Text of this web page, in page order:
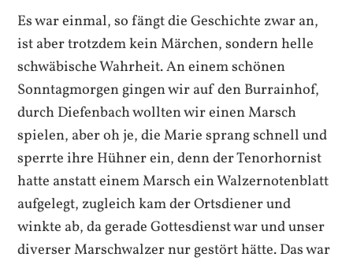
Es war einmal, so fängt die Geschichte zwar an,
ist aber trotzdem kein Märchen, sondern helle
schwäbische Wahrheit. An einem schönen
Sonntagmorgen gingen wir auf den Burrainhof,
durch Diefenbach wollten wir einen Marsch
spielen, aber oh je, die Marie sprang schnell und
sperrte ihre Hühner ein, denn der Tenorhornist
hatte anstatt einem Marsch ein Walzernotenblatt
aufgelegt, zugleich kam der Ortsdiener und
winkte ab, da gerade Gottesdienst war und unser
diverser Marschwalzer nur gestört hätte. Das war